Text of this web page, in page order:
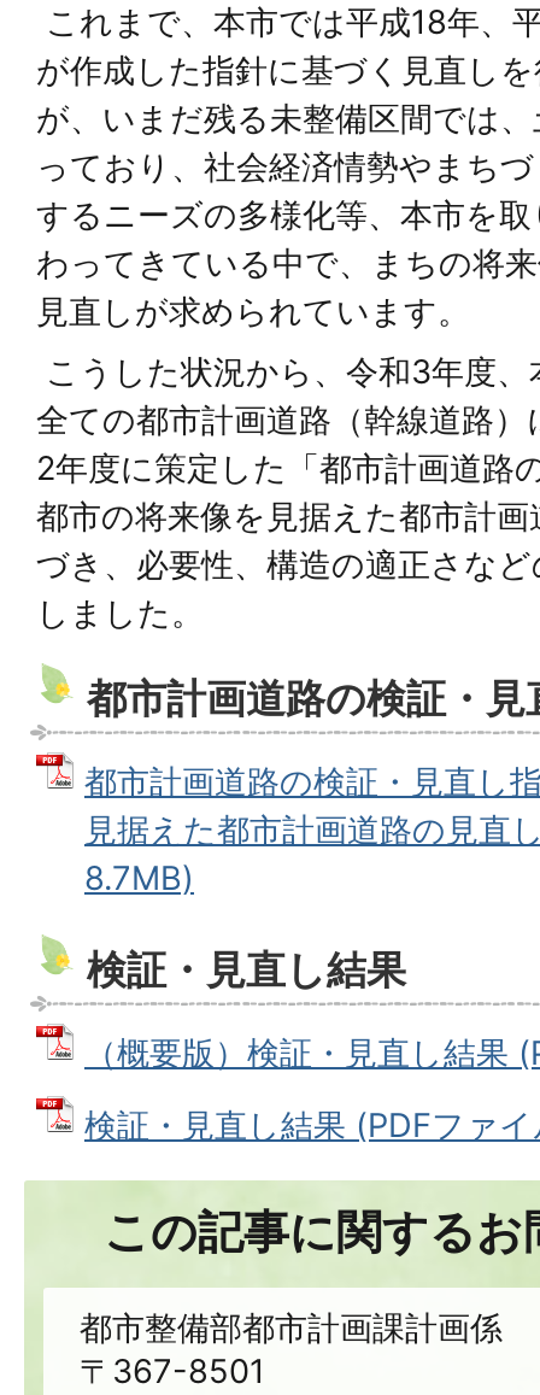
これまで、本市では平成18年、
が作成した指針に基づく見直し
が、いまだ残る未整備区間では
っており、社会経済情勢やまち
するニーズの多様化等、本市を
わってきている中で、まちの将
見直しが求められています。
こうした状況から、令和3年度
全ての都市計画道路（幹線道路
2年度に策定した「都市計画道路
都市の将来像を見据えた都市計
づき、必要性、構造の適正さな
しました。
都市計画道路の検証・見
都市計画道路の検証・見直し
見据えた都市計画道路の見直
8.7MB)
検証・見直し結果
（概要版）検証・見直し結果
検証・見直し結果 (PDFファ
この記事に関する
都市整備部都市計画課計画係
〒367-8501